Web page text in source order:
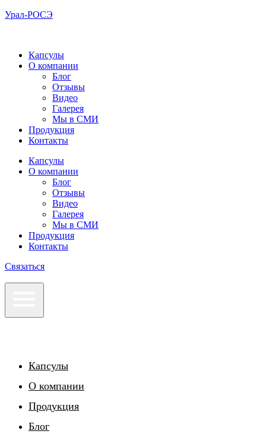
Урал-РОСЭ
Капсулы
О компании
Блог
Отзывы
Видео
Галерея
Мы в СМИ
Продукция
Контакты
Капсулы
О компании
Блог
Отзывы
Видео
Галерея
Мы в СМИ
Продукция
Контакты
Связаться
Капсулы
О компании
Продукция
Блог